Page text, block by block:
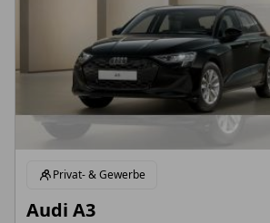
Privat- & Gewerbe
Audi A3